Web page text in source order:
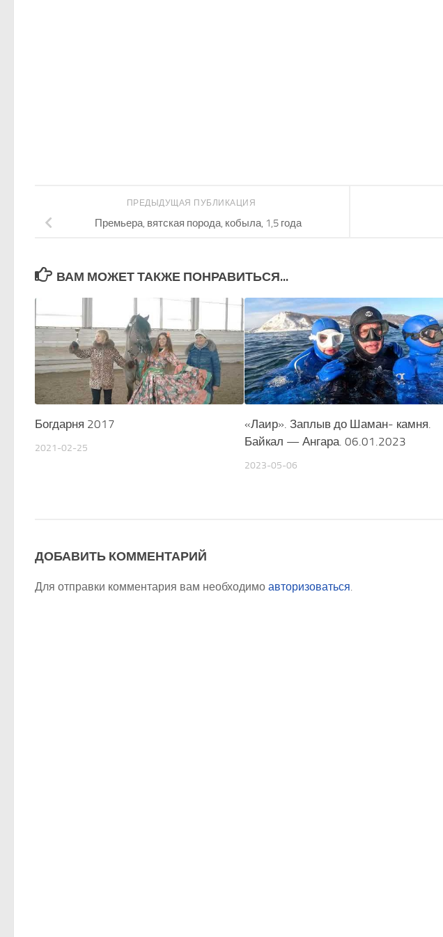
ПРЕДЫДУЩАЯ ПУБЛИКАЦИЯ
Премьера, вятская порода, кобыла, 1,5 года
ВАМ МОЖЕТ ТАКЖЕ ПОНРАВИТЬСЯ...
Богдарня 2017
2021-02-25
«Лаир». Заплыв до Шаман- камня.
Байкал — Ангара. 06.01.2023
2023-05-06
ДОБАВИТЬ КОММЕНТАРИЙ
Для отправки комментария вам необходимо авторизоваться.